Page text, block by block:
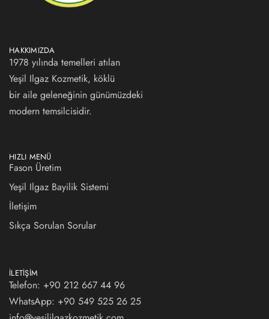
HAKKIMIZDA
1978 yılında temelleri atılan
Yeşil Ilgaz Kozmetik, köklü
bir aile geleneğinin günümüzdeki
modern temsilcisidir.
HIZLI MENÜ
Fason Üretim
Yeşil Ilgaz Bayilik Sistemi
İletişim
Sıkça Sorulan Sorular
İLETIŞIM
Telefon: +90 212 667 44 96
WhatsApp: +90 549 525 26 25